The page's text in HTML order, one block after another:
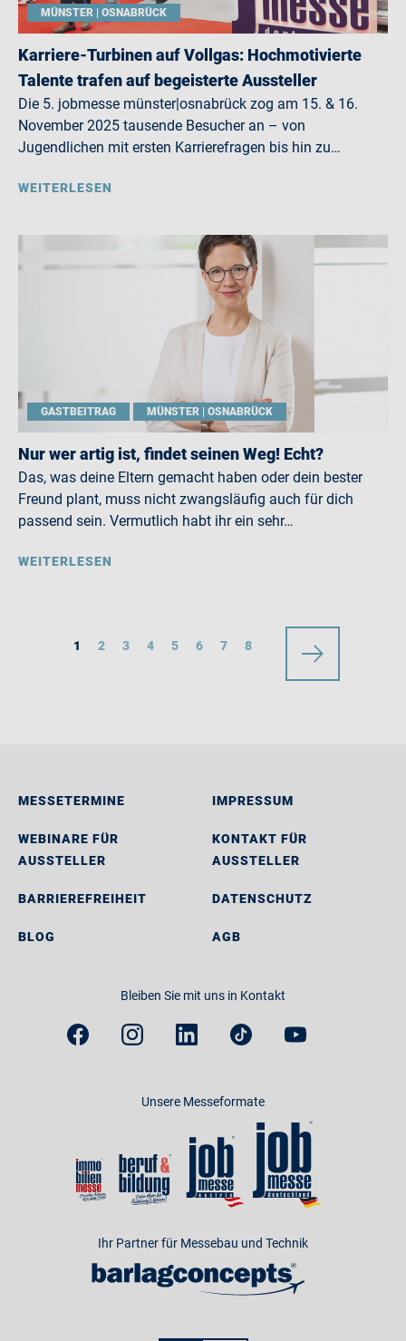
MÜNSTER | OSNABRÜCK
Karriere-Turbinen auf Vollgas: Hochmotivierte
Talente trafen auf begeisterte Aussteller
Die 5. jobmesse münster|osnabrück zog am 15. & 16.
November 2025 tausende Besucher an – von
Jugendlichen mit ersten Karrierefragen bis hin zu…
WEITERLESEN
GASTBEITRAG MÜNSTER | OSNABRÜCK
Nur wer artig ist, findet seinen Weg! Echt?
Das, was deine Eltern gemacht haben oder dein bester
Freund plant, muss nicht zwangsläufig auch für dich
passend sein. Vermutlich habt ihr ein sehr…
WEITERLESEN
1 2 3 4 5 6 7 8
MESSETERMINE
WEBINARE FÜR
AUSSTELLER
BARRIEREFREIHEIT
BLOG
IMPRESSUM
KONTAKT FÜR
AUSSTELLER
DATENSCHUTZ
AGB
Bleiben Sie mit uns in Kontakt
Unsere Messeformate
Ihr Partner für Messebau und Technik